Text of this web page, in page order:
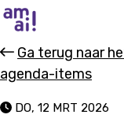
Ga terug naar
agenda-items
DO, 12 MRT 2026